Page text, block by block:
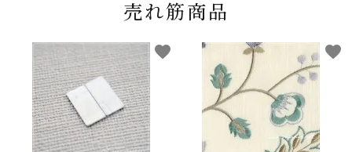
売れ筋商品
favorite favorite